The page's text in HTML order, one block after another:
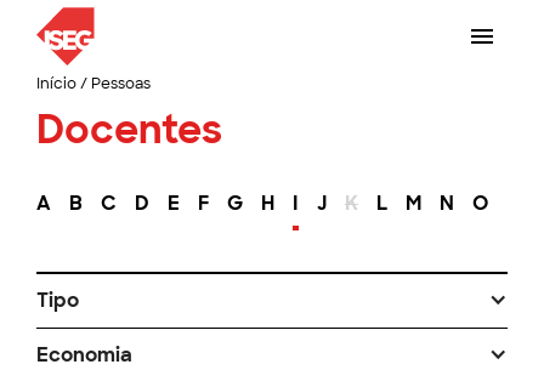
Início/ Pessoas
Docentes
A B C D E F G H I J K L M N O
Tipo
Economia